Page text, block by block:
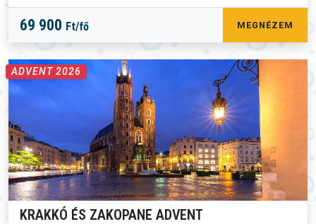
69 900 Ft/fő MEGNÉZEM
ADVENT 2026
KRAKKÓ ÉS ZAKOPANE ADVENT